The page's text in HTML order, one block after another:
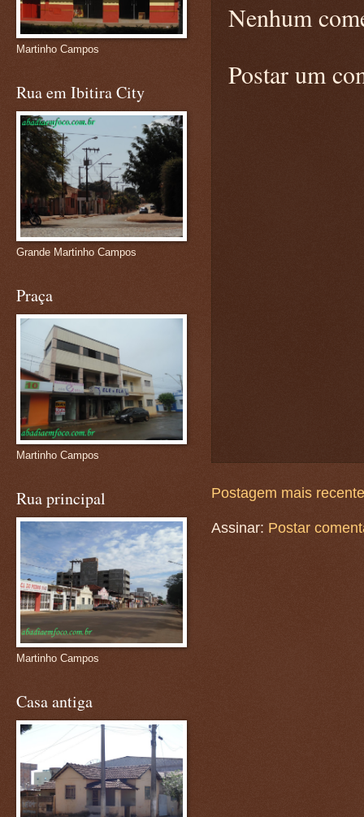
Nenhum
Postar um
Postagem mais recente
Assinar: Postar
Martinho Campos
Rua em Ibitira City
Grande Martinho Campos
Praça
Martinho Campos
Rua principal
Martinho Campos
Casa antiga